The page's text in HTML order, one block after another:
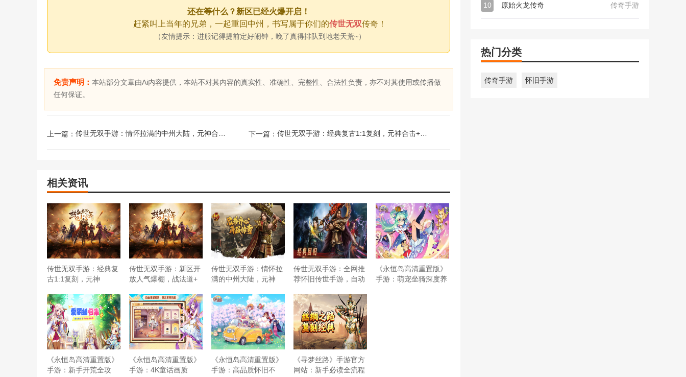
还在等什么？新区已经火爆开启！
赶紧叫上当年的兄弟，一起重回中州，书写属于你们的传世无双传奇！
（友情提示：进服记得提前定好闹钟，晚了真得排队到地老天荒~）
免责声明：本站部分文章由Ai内容提供，本站不对其内容的真实性、准确性、完整性、合法性负责，亦不对其使用或传播做
任何保证。
上一篇： 下一篇：
相关资讯
​传世无双手游：经典复
古1:1复刻，元神
传世无双手游：新区开
放人气爆棚，战法道+
​传世无双手游：情怀拉
满的中州大陆，元神
传世无双手游：全网推
荐怀旧传世手游，自动
《永恒岛高清重置版》
手游：萌宠坐骑深度养
​《永恒岛高清重置版》
手游：新手开荒全攻
​《永恒岛高清重置版》
手游：4K童话画质
​《永恒岛高清重置版》
手游：高品质怀旧不
《寻梦丝路》手游官方
网站：新手必读全流程
10 原始火龙传奇 传奇手游
热门分类
传奇手游 怀旧手游